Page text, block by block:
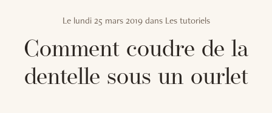
Le lundi 25 mars 2019dans Les tutoriels
Comment coudre de la
dentelle sous un ourlet